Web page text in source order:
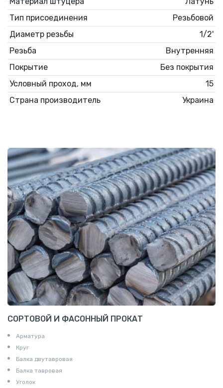
Тип присоединения
Резьбовой
Диаметр резьбы
1/2'
Резьба
Внутренняя
Покрытие
Без покрытия
Условный проход, мм
15
Страна производитель
Украина
СОРТОВОЙ И ФАСОННЫЙ ПРОКАТ
Арматура
Круг
Балка двутавровая
Балка тавровая
Уголок